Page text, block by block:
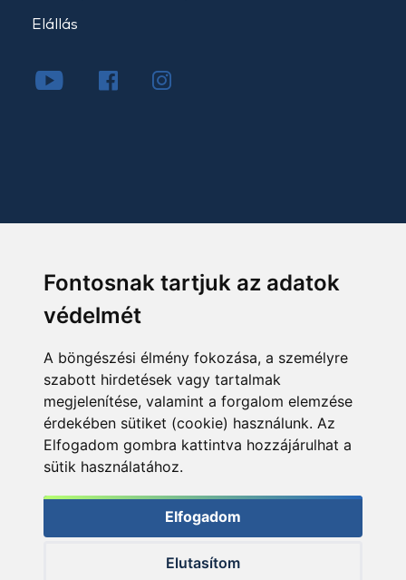
Fontosnak tartjuk az adatok
védelmét
A böngészési élmény fokozása, a személyre
szabott hirdetések vagy tartalmak
megjelenítése, valamint a forgalom elemzése
érdekében sütiket (cookie) használunk. Az
Elfogadom gombra kattintva hozzájárulhat a
sütik használatához.
Elfogadom
Elutasítom
Elállás